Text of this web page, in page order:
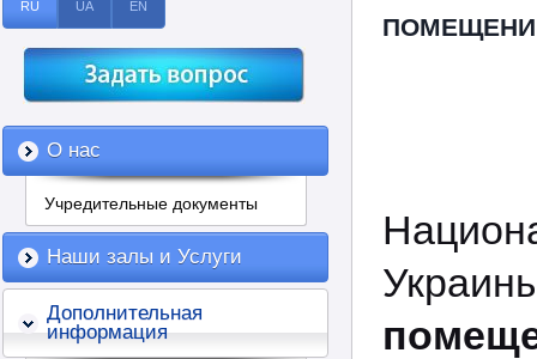
RU UA EN
О нас
Учредительные документы
Наши залы и Услуги
Дополнительная
информация